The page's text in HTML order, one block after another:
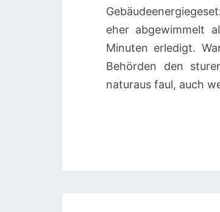
eher abgewimmelt
Minuten erledigt.
Behörden den
naturaus faul, auch